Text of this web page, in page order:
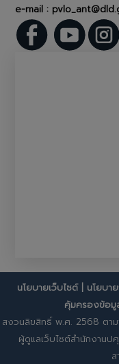
e-mail :
นโยบายเว็บไซต์| นโยบา
คุ้มครองข้อ
สงวนลิขสิทธิ์ พ.ศ. 2568 ตา
ผู้ดูแลเว็บไซต์สำนักงาน